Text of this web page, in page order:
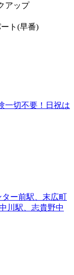
アップ
ト(早番)
一切不要！日祝は
ー前駅、末広町
川駅、志貴野中